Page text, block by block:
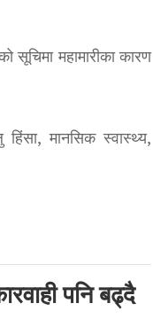
सूचिमा महामारीका कारण
मानसिक स्वास्थ्य,
पनि बढ्दै